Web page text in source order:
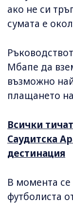
ако не си
сумата е
Мбапе да
възможно
плащането
Всички
Саудитска
дестинация
В момента се
футболиста